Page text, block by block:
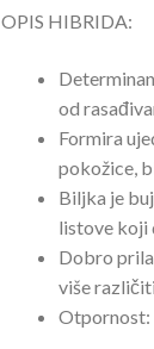
OPIS HIBRIDA:
od
Formira
pokožice,
Biljka je
listove koji
Dobro
više
Otpornost: